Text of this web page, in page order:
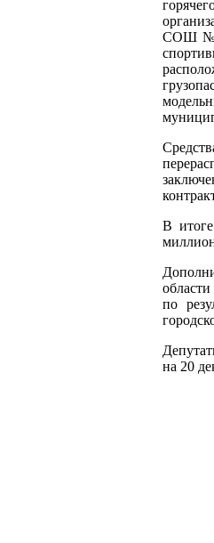
СОШ №№
В
по
на 20